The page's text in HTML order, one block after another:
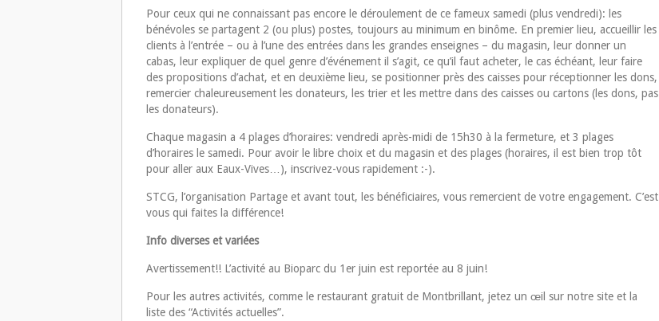
Pour ceux qui ne connaissant pas encore le déroulement de ce fameux samedi (plus vendredi): les
bénévoles se partagent 2 (ou plus) postes, toujours au minimum en binôme. En premier lieu, accueillir les
clients à l’entrée – ou à l’une des entrées dans les grandes enseignes – du magasin, leur donner un
cabas, leur expliquer de quel genre d’événement il s’agit, ce qu’il faut acheter, le cas échéant, leur faire
des propositions d’achat, et en deuxième lieu, se positionner près des caisses pour réceptionner les dons,
remercier chaleureusement les donateurs, les trier et les mettre dans des caisses ou cartons (les dons, pas
les donateurs).
Chaque magasin a 4 plages d’horaires: vendredi après-midi de 15h30 à la fermeture, et 3 plages
d’horaires le samedi. Pour avoir le libre choix et du magasin et des plages (horaires, il est bien trop tôt
pour aller aux Eaux-Vives…), inscrivez-vous rapidement :-).
STCG, l’organisation Partage et avant tout, les bénéficiaires, vous remercient de votre engagement. C’est
vous qui faites la différence!
Info diverses et variées
Avertissement!! L’activité au Bioparc du 1er juin est reportée au 8 juin!
Pour les autres activités, comme le restaurant gratuit de Montbrillant, jetez un œil sur notre site et la
liste des “Activités actuelles”.